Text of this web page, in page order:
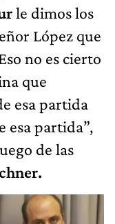
le dimos los
López que
no es cierto
que
esa partida
esa partida”,
de las